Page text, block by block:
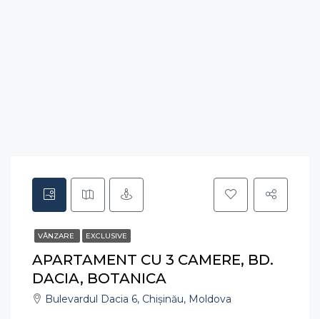
VÂNZARE EXCLUSIVE
APARTAMENT CU 3 CAMERE, BD.
DACIA, BOTANICA
Bulevardul Dacia 6, Chișinău, Moldova